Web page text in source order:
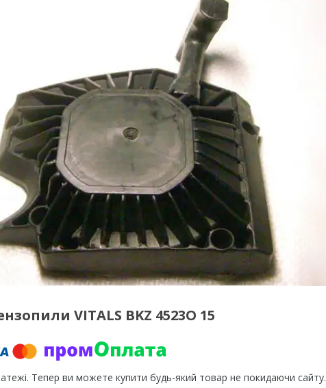
VITALS BKZ 4523O 15
Тепер ви можете купити будь-який товар не покидаючи сайту.